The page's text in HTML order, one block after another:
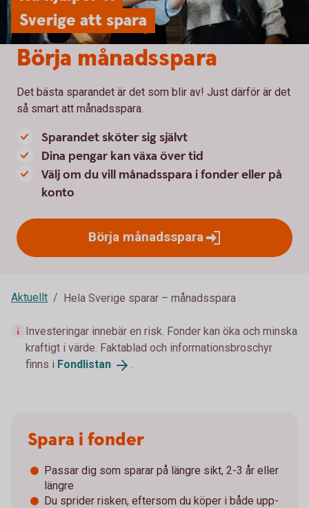
Sverige att spara
Börja månadsspara
Det bästa sparandet är det som blir av! Just därför är det
så smart att månadsspara.
Sparandet sköter sig självt
Dina pengar kan växa över tid
Välj om du vill månadsspara i fonder eller på
konto
Börja månadsspara
Aktuellt Hela Sverige sparar – månadsspara
Investeringar innebär en risk. Fonder kan öka och minska
kraftigt i värde. Faktablad och informationsbroschyr
finns i Fondlistan .
Spara i fonder
Passar dig som sparar på längre sikt, 2-3 år eller
längre
Du sprider risken, eftersom du köper i både upp-